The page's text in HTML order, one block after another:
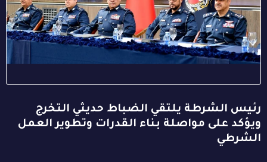
رئيس الشرطة يلتقي الضباط حديثي التخرج
ويؤكد على مواصلة بناء القدرات وتطوير العمل
الشرطي